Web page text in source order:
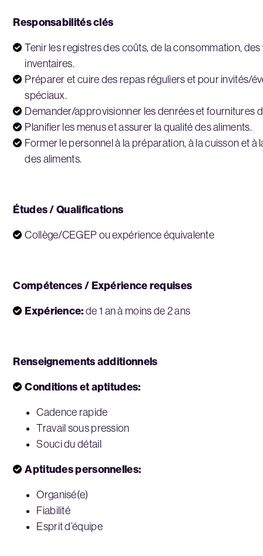
Responsabilités clés
Tenir les registres des coûts, de la consommation,
inventaires.
Préparer et cuire des repas réguliers et pour invités/
spéciaux.
Demander/approvisionner les denrées et fournitures
Planifier les menus et assurer la qualité des aliments.
Former le personnel à la préparation, à la cuisson et à
des aliments.
Études / Qualifications
Collège/CEGEP ou expérience équivalente
Compétences / Expérience requises
Expérience: de 1 an à moins de 2 ans
Renseignements additionnels
Conditions et aptitudes:
Cadence rapide
Travail sous pression
Souci du détail
Aptitudes personnelles:
Organisé(e)
Fiabilité
Esprit d’équipe